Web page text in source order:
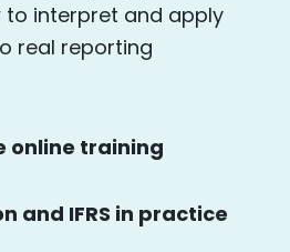
interpret and apply
real reporting
online training
and IFRS in practice